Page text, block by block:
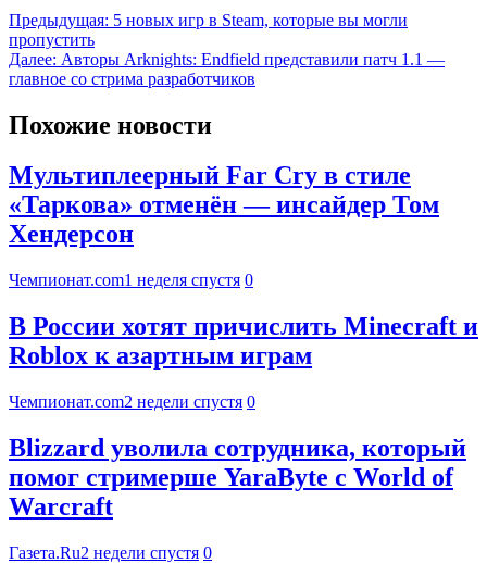
Предыдущая: 5 новых игр в Steam, которые вы могли
пропустить
Далее: Авторы Arknights: Endfield представили патч 1.1 —
главное со стрима разработчиков
Похожие новости
Мультиплеерный Far Cry в стиле
«Таркова» отменён — инсайдер Том
Хендерсон
Чемпионат.com1 неделя спустя 0
В России хотят причислить Minecraft и
Roblox к азартным играм
Чемпионат.com2 недели спустя 0
Blizzard уволила сотрудника, который
помог стримерше YaraByte с World of
Warcraft
Газета.Ru2 недели спустя 0